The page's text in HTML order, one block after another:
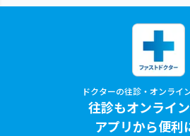
ドクターの往診・オンライ
往診もオンライ
アプリから便利